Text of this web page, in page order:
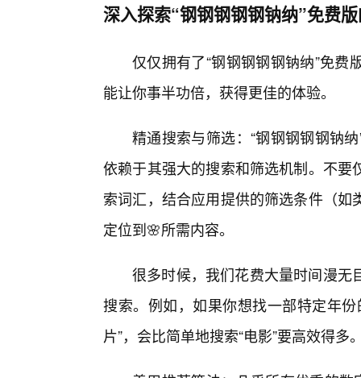
深入探索“钢钢钢钢钢钠纳”免费
仅仅拥有了“钢钢钢钢钢钠纳”免
能让你事半功倍，获得更佳的体验。
精通搜索与筛选：“钢钢钢钢钢钠
依赖于其强大的搜索和筛选机制。不
索词汇，结合应用提供的筛选条件（
定位到🌸所需内容。
很多时候，我们花费大量时间漫无
搜索。例如，如果你想找一部特定年
片”，会比简单地搜索“电影”要高效得多